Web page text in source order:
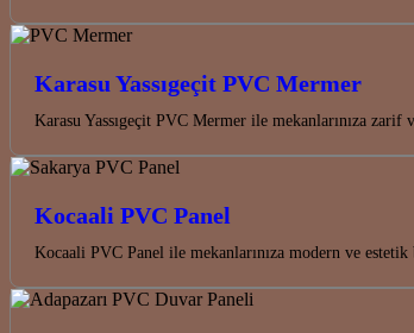
Karasu Yassıgeçit PVC Mermer
Karasu Yassıgeçit PVC Mermer ile mekanlarınıza
Kocaali PVC Panel
Kocaali PVC Panel ile mekanlarınıza modern ve